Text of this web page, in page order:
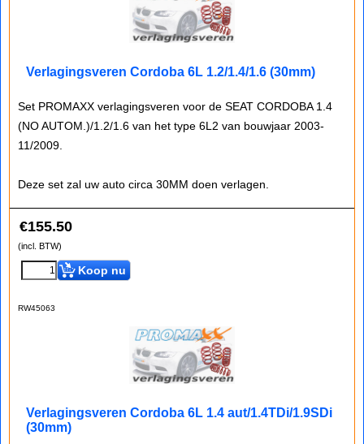
Verlagingsveren Cordoba 6L 1.2/1.4/1.6 (30mm)
Set PROMAXX verlagingsveren voor de SEAT CORDOBA 1.4
(NO AUTOM.)/1.2/1.6 van het type 6L2 van bouwjaar 2003-
11/2009.
Deze set zal uw auto circa 30MM doen verlagen.
€155.50
(incl. BTW)
Koop nu
RW45063
Verlagingsveren Cordoba 6L 1.4 aut/1.4TDi/1.9SDi
(30mm)